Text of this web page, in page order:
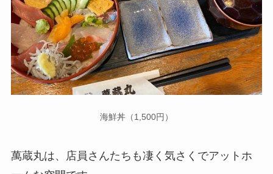
海鮮丼（1,500円）
萬蔵丸は、店員さんたちも凄く気さくでアットホ